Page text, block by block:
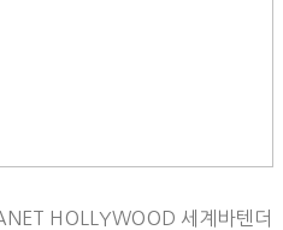
HOLLYWOOD 세계바텐더